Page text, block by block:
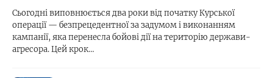
Сьогодні виповнюється два роки від початку Курської
операції — безпрецедентної за задумом і виконанням
кампанії, яка перенесла бойові дії на територію держави-
агресора. Цей крок…